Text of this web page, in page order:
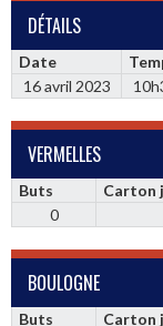
DÉTAILS
Date
16 avril 2023
VERMELLES
Buts Carton
0
BOULOGNE
Buts Carton